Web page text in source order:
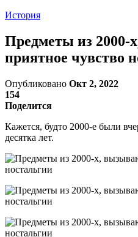
История
Предметы из
приятное чувство
Опубликовано Окт 2, 2022
154
Поделится
Кажется, будто 2000-е были
десятка лет.